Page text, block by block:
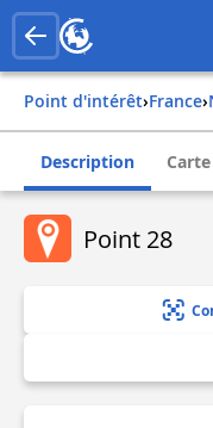
Point d'intérêt› france›
Description Carte
Point 28